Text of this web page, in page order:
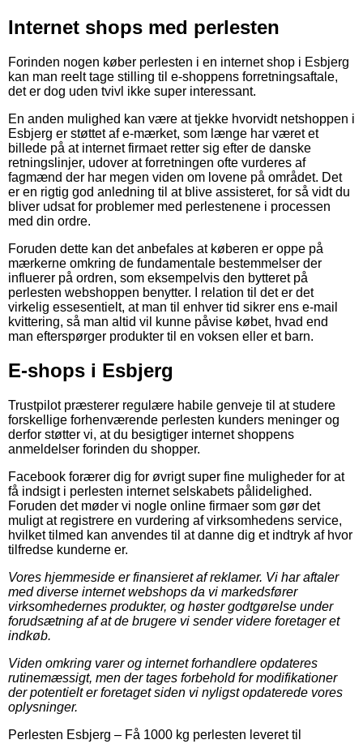
Internet shops med perlesten
Forinden nogen køber perlesten i en internet shop i Esbjerg
kan man reelt tage stilling til e-shoppens forretningsaftale,
det er dog uden tvivl ikke super interessant.
En anden mulighed kan være at tjekke hvorvidt netshoppen i
Esbjerg er støttet af e-mærket, som længe har været et
billede på at internet firmaet retter sig efter de danske
retningslinjer, udover at forretningen ofte vurderes af
fagmænd der har megen viden om lovene på området. Det
er en rigtig god anledning til at blive assisteret, for så vidt du
bliver udsat for problemer med perlestenene i processen
med din ordre.
Foruden dette kan det anbefales at køberen er oppe på
mærkerne omkring de fundamentale bestemmelser der
influerer på ordren, som eksempelvis den bytteret på
perlesten webshoppen benytter. I relation til det er det
virkelig essesentielt, at man til enhver tid sikrer ens e-mail
kvittering, så man altid vil kunne påvise købet, hvad end
man efterspørger produkter til en voksen eller et barn.
E-shops i Esbjerg
Trustpilot præsterer regulære habile genveje til at studere
forskellige forhenværende perlesten kunders meninger og
derfor støtter vi, at du besigtiger internet shoppens
anmeldelser forinden du shopper.
Facebook forærer dig for øvrigt super fine muligheder for at
få indsigt i perlesten internet selskabets pålidelighed.
Foruden det møder vi nogle online firmaer som gør det
muligt at registrere en vurdering af virksomhedens service,
hvilket tilmed kan anvendes til at danne dig et indtryk af hvor
tilfredse kunderne er.
Vores hjemmeside er finansieret af reklamer. Vi har aftaler
med diverse internet webshops da vi markedsfører
virksomhedernes produkter, og høster godtgørelse under
forudsætning af at de brugere vi sender videre foretager et
indkøb.
Viden omkring varer og internet forhandlere opdateres
rutinemæssigt, men der tages forbehold for modifikationer
der potentielt er foretaget siden vi nyligst opdaterede vores
oplysninger.
Perlesten Esbjerg – Få 1000 kg perlesten leveret til